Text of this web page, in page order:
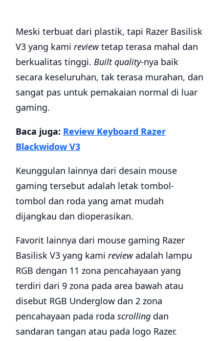
Meski terbuat dari plastik, tapi Razer Basilisk
V3 yang kami reviewtetap terasa mahal dan
berkualitas tinggi. Built quality-nya baik
secara keseluruhan, tak terasa murahan, dan
sangat pas untuk pemakaian normal di luar
gaming.
Baca juga: Review Keyboard Razer
Blackwidow V3
Keunggulan lainnya dari desain mouse
gaming tersebut adalah letak tombol-
tombol dan roda yang amat mudah
dijangkau dan dioperasikan.
Favorit lainnya dari mouse gaming Razer
Basilisk V3 yang kami reviewadalah lampu
RGB dengan 11 zona pencahayaan yang
terdiri dari 9 zona pada area bawah atau
disebut RGB Underglow dan 2 zona
pencahayaan pada roda scrolling dan
sandaran tangan atau pada logo Razer.